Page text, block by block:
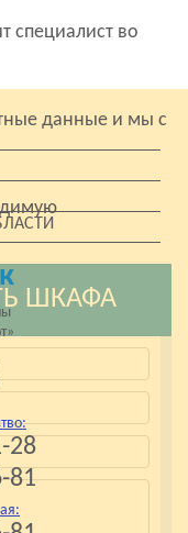
специалист во
данные и мы с
ШКАФА
28
81